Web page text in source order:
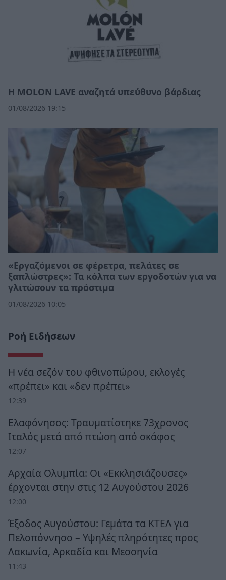
Η MOLON LAVE αναζητά υπεύθυνο βάρδιας
01/08/2026 19:15
«Εργαζόμενοι σε φέρετρα, πελάτες σε
ξαπλώστρες»: Τα κόλπα των εργοδοτών για να
γλιτώσουν τα πρόστιμα
01/08/2026 10:05
Ροή Ειδήσεων
Η νέα σεζόν του φθινοπώρου, εκλογές
«πρέπει» και «δεν πρέπει»
12:39
Ελαφόνησος: Τραυματίστηκε 73χρονος
Ιταλός μετά από πτώση από σκάφος
12:07
Αρχαία Ολυμπία: Οι «Εκκλησιάζουσες»
έρχονται στην στις 12 Αυγούστου 2026
12:00
Έξοδος Αυγούστου: Γεμάτα τα ΚΤΕΛ για
Πελοπόννησο – Υψηλές πληρότητες προς
Λακωνία, Αρκαδία και Μεσσηνία
11:43